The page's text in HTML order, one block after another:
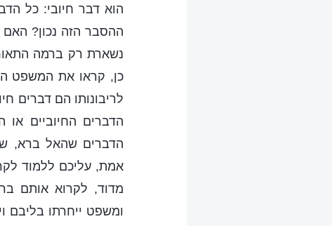
הוא דבר חיובי: כל
ההסבר הזה נכון?
נשארת רק ברמה
כן, קראו את המשפט
לריבונותו הם דברים
הדברים החיוביים
הדברים שהאל ברא,
אמת, עליכם ללמוד
מדוד, לקרוא אותם
ומשפט ייחרתו בליבם